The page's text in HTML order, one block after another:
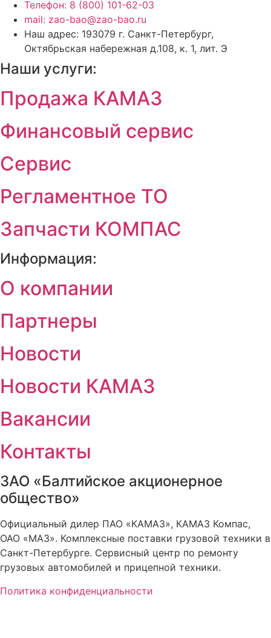
Телефон: 8 (800) 101-62-03
mail: zao-bao@zao-bao.ru
Наш адрес: 193079 г. Санкт-Петербург,
Октябрьская набережная д.108, к. 1, лит. Э
Наши услуги:
Продажа КАМАЗ
Финансовый сервис
Сервис
Регламентное ТО
Запчасти КОМПАС
Информация:
О компании
Партнеры
Новости
Новости КАМАЗ
Вакансии
Контакты
ЗАО «Балтийское акционерное
общество»
Официальный дилер ПАО «КАМАЗ», КАМАЗ Компас,
ОАО «МАЗ». Комплексные поставки грузовой техники в
Санкт-Петербурге. Сервисный центр по ремонту
грузовых автомобилей и прицепной техники.
Политика конфиденциальности